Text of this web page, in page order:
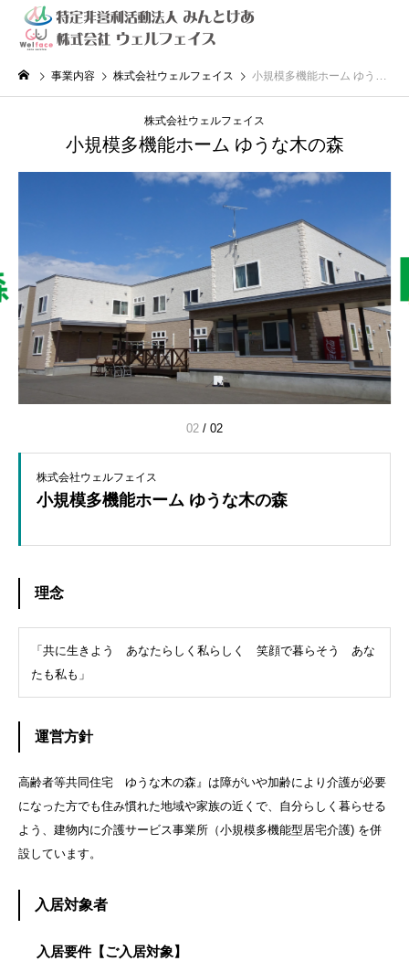
事業内容 株式会社ウェルフェイス 小規模多機能ホーム ゆうな木の森
株式会社ウェルフェイス
小規模多機能ホーム ゆうな木の森
02 / 02
株式会社ウェルフェイス
小規模多機能ホーム ゆうな木の森
理念
「共に生きよう あなたらしく私らしく 笑顔で暮らそう あな
たも私も」
運営方針
高齢者等共同住宅 ゆうな木の森』は障がいや加齢により介護が必要
になった方でも住み慣れた地域や家族の近くで、自分らしく暮らせる
よう、建物内に介護サービス事業所（小規模多機能型居宅介護) を併
設しています。
入居対象者
入居要件【ご入居対象】